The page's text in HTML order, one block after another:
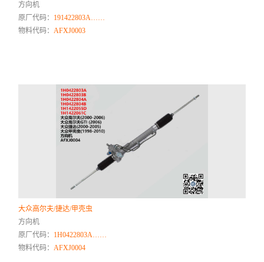
方向机
原厂代码： 191422803A……
物料代码：AFXJ0003
大众高尔夫/捷达/甲壳虫
方向机
原厂代码： 1H0422803A……
物料代码：AFXJ0004